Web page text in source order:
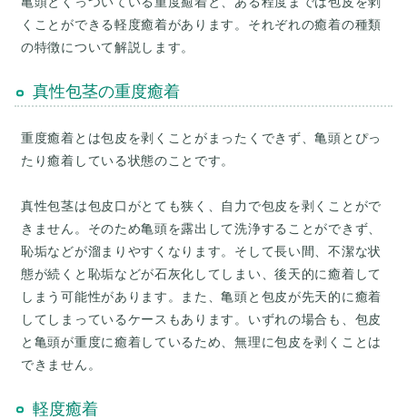
くことができる軽度癒着があります。それぞれの癒着の種類
の特徴について解説します。
真性包茎の重度癒着
重度癒着とは包皮を剥くことがまったくできず、亀頭とぴっ
たり癒着している状態のことです。
真性包茎は包皮口がとても狭く、自力で包皮を剥くことがで
きません。そのため亀頭を露出して洗浄することができず、
恥垢などが溜まりやすくなります。そして長い間、不潔な状
態が続くと恥垢などが石灰化してしまい、後天的に癒着して
しまう可能性があります。また、亀頭と包皮が先天的に癒着
してしまっているケースもあります。いずれの場合も、包皮
と亀頭が重度に癒着しているため、無理に包皮を剥くことは
軽度癒着